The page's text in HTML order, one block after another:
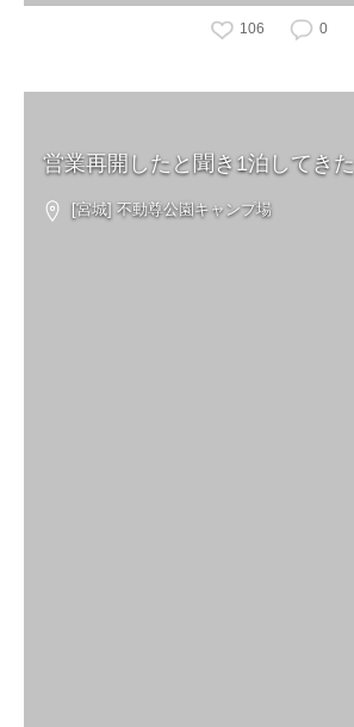
106 0
営業再開したと聞き1泊してきた
[宮城] 不動尊公園キャンプ場